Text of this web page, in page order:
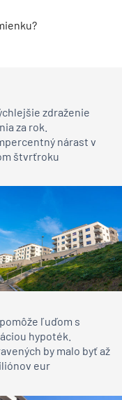
zdraženie
za rok.
nárast v
štvrťroku
ľuďom s
hypoték.
by malo byť až
eur